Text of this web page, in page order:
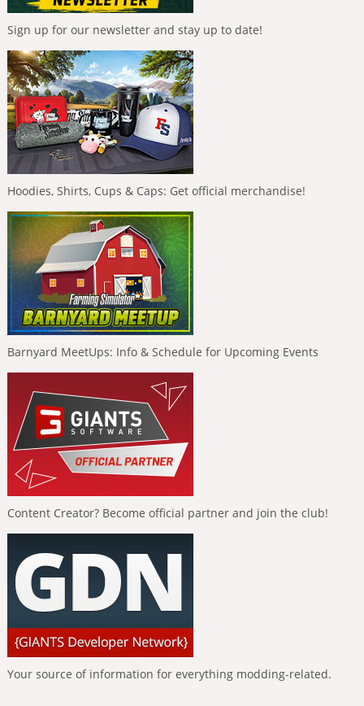
Sign up for our newsletter and stay up to date!
Hoodies, Shirts, Cups & Caps: Get official merchandise!
Barnyard MeetUps: Info & Schedule for Upcoming Events
Content Creator? Become official partner and join the club!
Your source of information for everything modding-related.